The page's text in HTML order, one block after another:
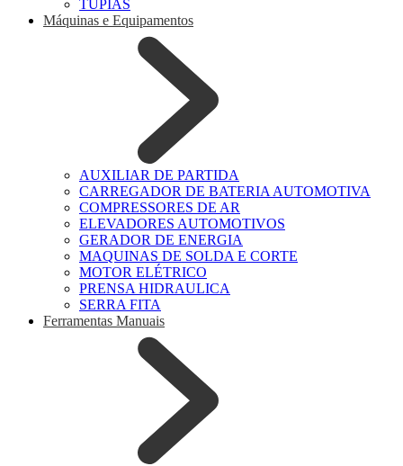
TUPIAS
Máquinas e Equipamentos
AUXILIAR DE PARTIDA
CARREGADOR DE BATERIA AUTOMOTIVA
COMPRESSORES DE AR
ELEVADORES AUTOMOTIVOS
GERADOR DE ENERGIA
MAQUINAS DE SOLDA E CORTE
MOTOR ELÉTRICO
PRENSA HIDRAULICA
SERRA FITA
Ferramentas Manuais